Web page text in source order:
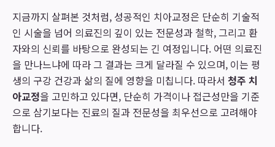
지금까지 살펴본 것처럼, 성공적인 치아교정은 단순히 기술적
인 시술을 넘어 의료진의 깊이 있는 전문성과 철학, 그리고 환
자와의 신뢰를 바탕으로 완성되는 긴 여정입니다. 어떤 의료진
을 만나느냐에 따라 그 결과는 크게 달라질 수 있으며, 이는 평
생의 구강 건강과 삶의 질에 영향을 미칩니다. 따라서 청주 치
아교정을 고민하고 있다면, 단순히 가격이나 접근성만을 기준
으로 삼기보다는 진료의 질과 전문성을 최우선으로 고려해야
합니다.